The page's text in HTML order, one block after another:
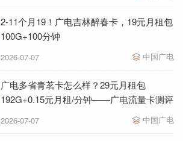
2-11个月19！广电吉林醉春卡，19元月租包
100G+100分钟
2026-07-07 中国广电
广电多省青茗卡怎么样？29元月租包
192G+0.15元月租/分钟——广电流量卡测评
2026-07-07 中国广电